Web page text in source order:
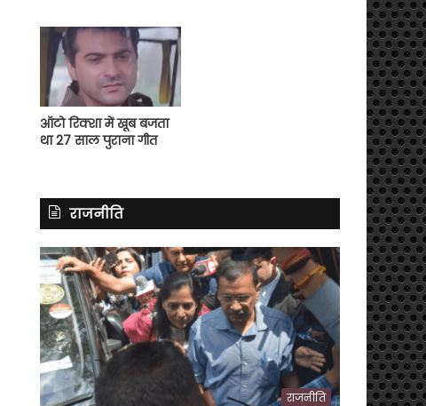
ऑटो रिक्शा में खूब बजता
था 27 साल पुराना गीत
राजनीति
राजनीति